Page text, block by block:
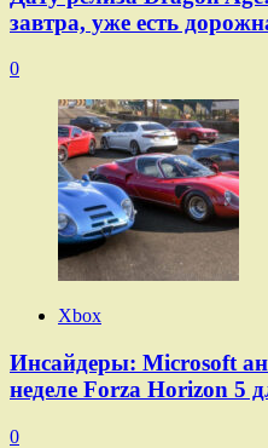
завтра, уже есть
0
Xbox
Инсайдеры: Microsoft
неделе Forza Horizon 5
0